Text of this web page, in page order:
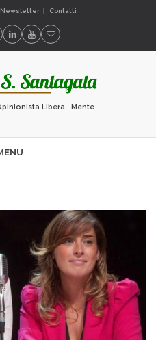
Newsletter Contatti
Libera...Mente